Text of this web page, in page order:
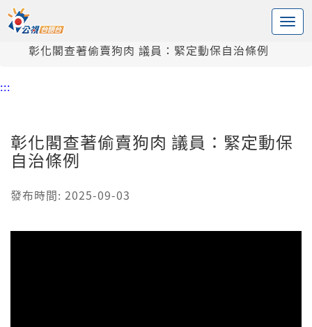
中央內容區塊
頭頁
彰化閣查著偷賣狗肉 議員：緊定動保自治條例
:::
彰化閣查著偷賣狗肉 議員：緊定動保
自治條例
發布時間: 2025-09-03